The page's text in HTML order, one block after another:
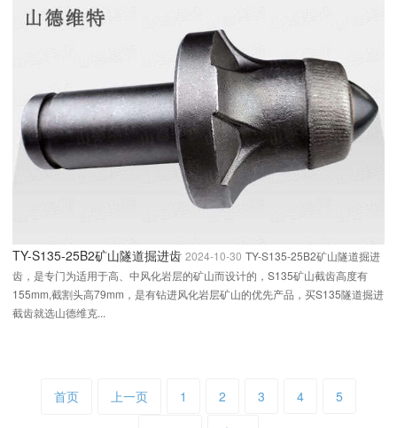
TY-S135-25B2矿山隧道掘进齿 2024-10-30 TY-S135-25B2矿山隧道掘进
齿，是专门为适用于高、中风化岩层的矿山而设计的，S135矿山截齿高度有
155mm,截割头高79mm，是有钻进风化岩层矿山的优先产品，买S135隧道掘进
截齿就选山德维克...
首页 上一页 1 2 3 4 5